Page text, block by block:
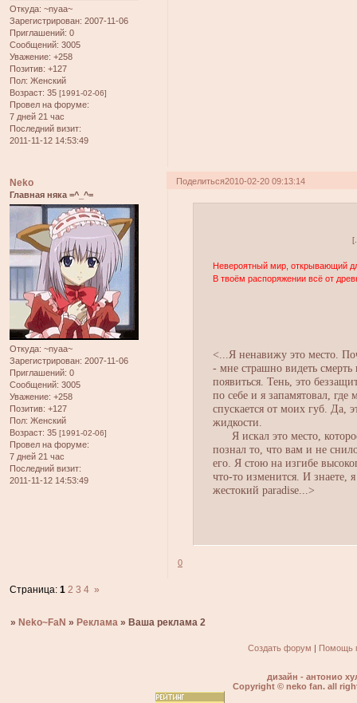
Откуда: ~nyaa~
Зарегистрирован: 2007-11-06
Приглашений: 0
Сообщений: 3005
Уважение: +258
Позитив: +127
Пол: Женский
Возраст: 35 [1991-02-06]
Провел на форуме:
7 дней 21 час
Последний визит:
2011-11-12 14:53:49
Поделиться2010-02-20 09:13:14
Neko
Главная няка =^_^=
Откуда: ~nyaa~
Зарегистрирован: 2007-11-06
Приглашений: 0
Сообщений: 3005
Уважение: +258
Позитив: +127
Пол: Женский
Возраст: 35 [1991-02-06]
Провел на форуме:
7 дней 21 час
Последний визит:
2011-11-12 14:53:49
Невероятный мир, открывающий
В твоём распоряжении всё от
<...Я ненавижу это место.
- мне страшно видеть смерть
появиться. Тень, это
по себе и я запамятовал,
спускается от моих губ. Да,
жидкости.
Я искал это место,
познал то, что вам и не
его. Я стою на изгибе
что-то изменится. И знаете,
жестокий paradise...>
0
Страница:1 2 3 4 »
» Neko~FaN » Реклама » Ваша реклама 2
Создать форум | Помощь
дизайн - антонио
Copyright © neko fan. all